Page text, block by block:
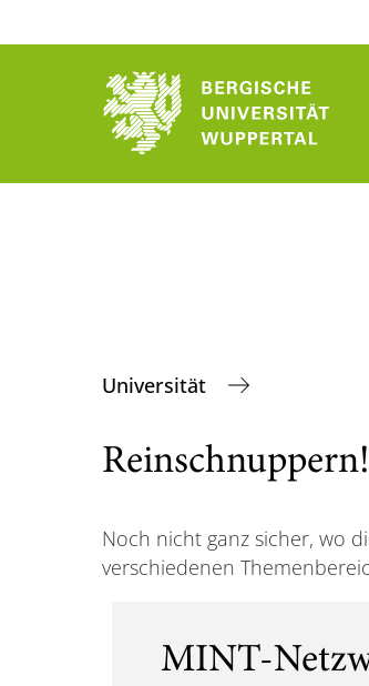
Universität
Noch nicht ganz sicher, wo
verschiedenen
MINT-